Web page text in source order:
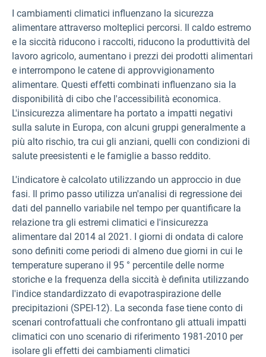
I cambiamenti climatici influenzano la sicurezza
alimentare attraverso molteplici percorsi. Il caldo estremo
e la siccità riducono i raccolti, riducono la produttività del
lavoro agricolo, aumentano i prezzi dei prodotti alimentari
e interrompono le catene di approvvigionamento
alimentare. Questi effetti combinati influenzano sia la
disponibilità di cibo che l'accessibilità economica.
L'insicurezza alimentare ha portato a impatti negativi
sulla salute in Europa, con alcuni gruppi generalmente a
più alto rischio, tra cui gli anziani, quelli con condizioni di
salute preesistenti e le famiglie a basso reddito.
L'indicatore è calcolato utilizzando un approccio in due
fasi. Il primo passo utilizza un'analisi di regressione dei
dati del pannello variabile nel tempo per quantificare la
relazione tra gli estremi climatici e l'insicurezza
alimentare dal 2014 al 2021. I giorni di ondata di calore
sono definiti come periodi di almeno due giorni in cui le
temperature superano il 95 ° percentile delle norme
storiche e la frequenza della siccità è definita utilizzando
l'indice standardizzato di evapotraspirazione delle
precipitazioni (SPEI-12). La seconda fase tiene conto di
scenari controfattuali che confrontano gli attuali impatti
climatici con uno scenario di riferimento 1981-2010 per
isolare gli effetti dei cambiamenti climatici